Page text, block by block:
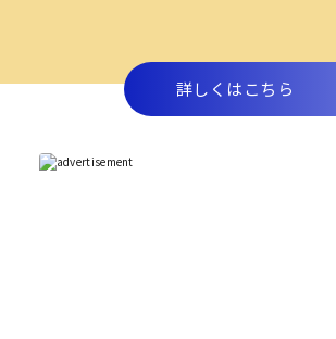
詳しくはこちら